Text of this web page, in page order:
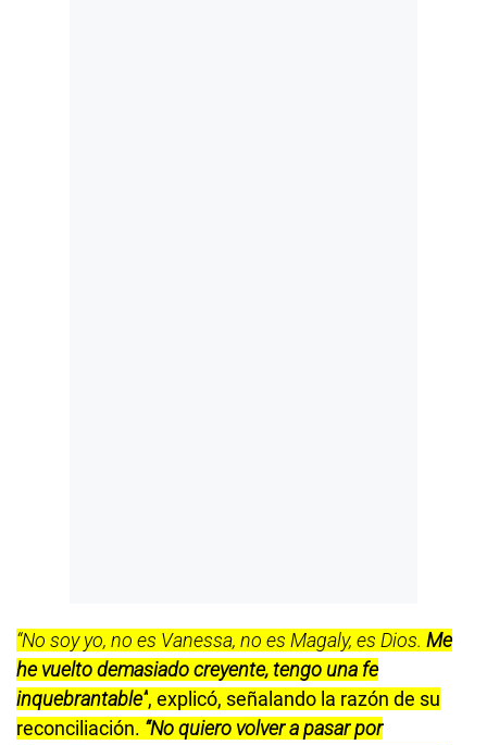
“No soy yo, no es Vanessa, no es Magaly, es Dios. Me
he vuelto demasiado creyente, tengo una fe
inquebrantable”, explicó, señalando la razón de su
reconciliación. “No quiero volver a pasar por